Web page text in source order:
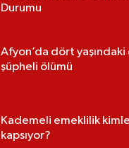
Durumu
Afyon’da dört
şüpheli ölümü
Kademeli emeklilik
kapsıyor?